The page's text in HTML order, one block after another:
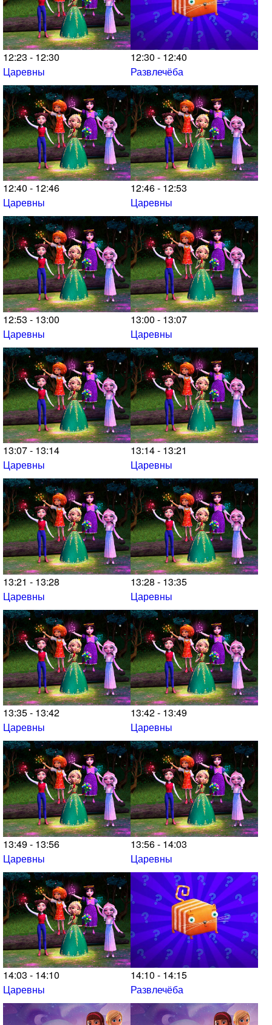
12:23 - 12:30
Царевны
12:30 - 12:40
Развлечёба
12:40 - 12:46
Царевны
12:46 - 12:53
Царевны
12:53 - 13:00
Царевны
13:00 - 13:07
Царевны
13:07 - 13:14
Царевны
13:14 - 13:21
Царевны
13:21 - 13:28
Царевны
13:28 - 13:35
Царевны
13:35 - 13:42
Царевны
13:42 - 13:49
Царевны
13:49 - 13:56
Царевны
13:56 - 14:03
Царевны
14:03 - 14:10
Царевны
14:10 - 14:15
Развлечёба